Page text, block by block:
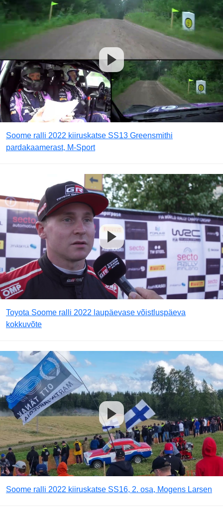
Soome ralli 2022 kiiruskatse SS13 Greensmithi
pardakaamerast, M-Sport
Toyota Soome ralli 2022 laupäevase võistluspäeva
kokkuvõte
Soome ralli 2022 kiiruskatse SS16, 2. osa, Mogens Larsen